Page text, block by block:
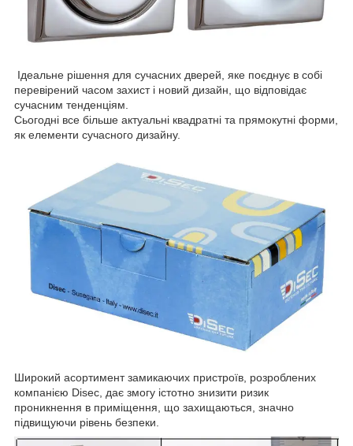
Ідеальне рішення для сучасних дверей, яке поєднує в собі
перевірений часом захист і новий дизайн, що відповідає
сучасним тенденціям.
Сьогодні все більше актуальні квадратні та прямокутні форми,
як елементи сучасного дизайну.
Широкий асортимент замикаючих пристроїв, розроблених
компанією Disec, дає змогу істотно знизити ризик
проникнення в приміщення, що захищаються, значно
підвищуючи рівень безпеки.